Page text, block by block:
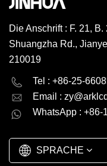
Die Anschrift : F. 21,
Shuangzha Rd.,
210019
Tel : +86-25-
Email :
WhatsApp : +86-
SPRACHE
English
русский
العربية